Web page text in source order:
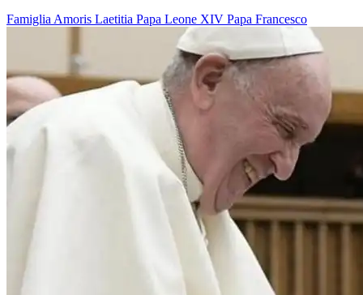
Famiglia Amoris Laetitia Papa Leone XIV Papa Francesco